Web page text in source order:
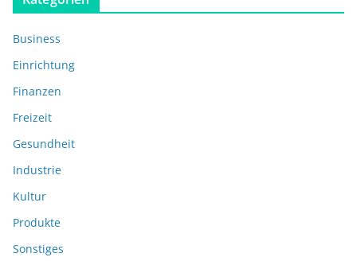
Business
Einrichtung
Finanzen
Freizeit
Gesundheit
Industrie
Kultur
Produkte
Sonstiges